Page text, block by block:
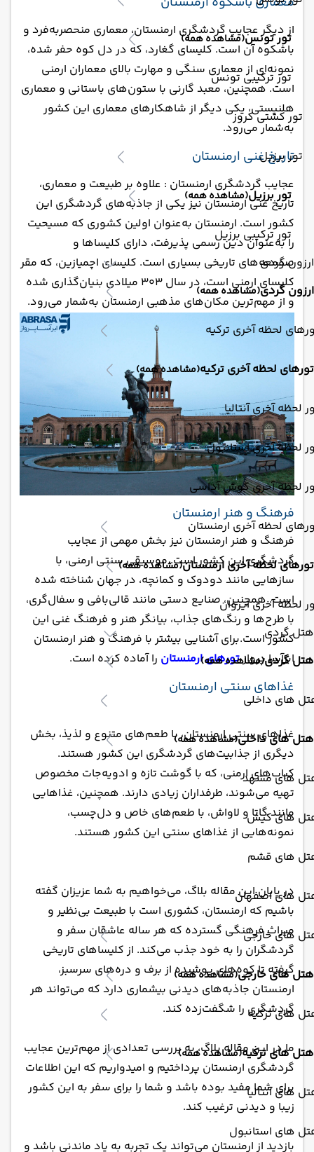
تور تونس(مشاهده همه)
تور ترکیبی تونس
تور کشتی کروز
تور برزیل
تور برزیل(مشاهده همه)
تور ترکیبی برزیل
ارزون گردی
ارزون گردی(مشاهده همه)
لحظه آخری ترکیه
تورهای لحظه آخری ترکیه(مشاهده همه)
لحظه آخری آنتالیا
لحظه آخری استانبول
لحظه آخری کوش آداسی
لحظه آخری ارمنستان
تورهای لحظه آخری ارمنستان(مشاهده همه)
لحظه آخری ایروان
هتل گردی
هتل گردی(مشاهده همه)
های داخلی
هتل های داخلی(مشاهده همه)
های مشهد
های کیش
های قشم
های اصفهان
های خارجی
هتل های خارجی(مشاهده همه)
های ترکیه
هتل های ترکیه(مشاهده همه)
های آنتالیا
های استانبول
از دیگر عجایب گردشگری ارمنستان، معماری منحصربه‌فرد و
باشکوه آن است. کلیسای گغارد، که در دل کوه حفر شده،
نمونه‌ای از معماری سنگی و مهارت بالای معماران ارمنی
است. همچنین، معبد گارنی با ستون‌های باستانی و معماری
هلنیستی، یکی دیگر از شاهکارهای معماری این کشور
به‌شمار می‌رود.
تاریخ غنی ارمنستان
عجایب گردشگری ارمنستان : علاوه بر طبیعت و معماری،
تاریخ غنی ارمنستان نیز یکی از جاذبه‌های گردشگری این
کشور است. ارمنستان به‌عنوان اولین کشوری که مسیحیت
را به‌عنوان دین رسمی پذیرفت، دارای کلیساها و
صومعه‌های تاریخی بسیاری است. کلیسای اچمیازین، که مقر
کلیسای ارمنی است، در سال ۳۰۳ میلادی بنیان‌گذاری شده
و از مهم‌ترین مکان‌های مذهبی ارمنستان به‌شمار می‌رود.
فرهنگ و هنر ارمنستان
فرهنگ و هنر ارمنستان نیز بخش مهمی از عجایب
گردشگری این کشور است. موسیقی سنتی ارمنی، با
سازهایی مانند دودوک و کمانچه، در جهان شناخته شده
است. همچنین، صنایع دستی مانند قالی‌بافی و سفال‌گری،
با طرح‌ها و رنگ‌های جذاب، بیانگر هنر و فرهنگ غنی این
کشور است.برای آشنایی بیشتر با فرهنگ و هنر ارمنستان
ابرآسا پروازتورهای ارمنستان را آماده کرده است.
غذاهای سنتی ارمنستان
غذاهای سنتی ارمنستان، با طعم‌های متنوع و لذیذ، بخش
دیگری از جذابیت‌های گردشگری این کشور هستند.
کباب‌های ارمنی، که با گوشت تازه و ادویه‌جات مخصوص
تهیه می‌شوند، طرفداران زیادی دارند. همچنین، غذاهایی
مانند گاتا و لاواش، با طعم‌های خاص و دل‌چسب،
نمونه‌هایی از غذاهای سنتی این کشور هستند.
در پایان این مقاله بلاگ، می‌خواهیم به شما عزیزان گفته
باشیم که ارمنستان، کشوری است با طبیعت بی‌نظیر و
میراث فرهنگی گسترده که هر ساله عاشقان سفر و
گردشگران را به خود جذب می‌کند. از کلیساهای تاریخی
گرفته تا کوه‌های پوشیده از برف و دره‌های سرسبز،
ارمنستان جاذبه‌های دیدنی بیشماری دارد که می‌تواند هر
گردشگری را شگفت‌زده کند.
ما در این مقاله بلاگ، به بررسی تعدادی از مهم‌ترین عجایب
گردشگری ارمنستان پرداختیم و امیدواریم که این اطلاعات
برای شما مفید بوده باشد و شما را برای سفر به این کشور
زیبا و دیدنی ترغیب کند.
بازدید از ارمنستان می‌تواند یک تجربه به یاد ماندنی باشد و